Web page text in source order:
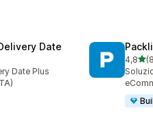
Date
Date Plus
4,8
870